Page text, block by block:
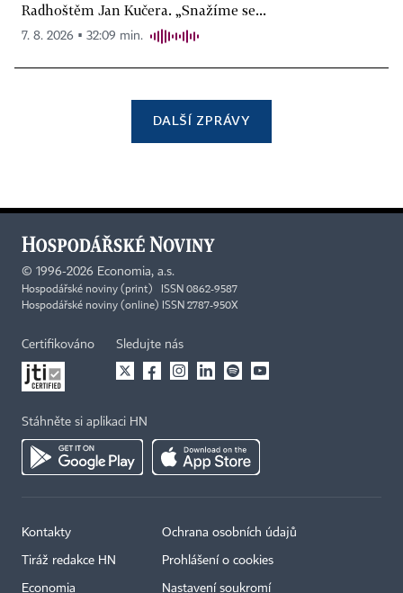
Radhoštěm Jan Kučera. „Snažíme se...
7. 8. 2026 ▪ 32:09 min.
DALŠÍ ZPRÁVY
© 1996-2026 Economia, a.s.
Hospodářské noviny (print) ISSN 0862-9587
Hospodářské noviny (online) ISSN 2787-950X
Certifikováno Sledujte nás
Stáhněte si aplikaci HN
Kontakty
Tiráž redakce HN
Economia
Ochrana osobních údajů
Prohlášení o cookies
Nastavení soukromí